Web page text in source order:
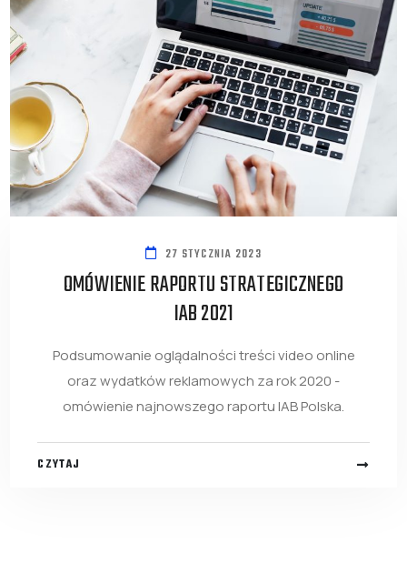
27 STYCZNIA 2023
OMÓWIENIE RAPORTU STRATEGICZNEGO
IAB 2021
Podsumowanie oglądalności treści video online
oraz wydatków reklamowych za rok 2020 -
omówienie najnowszego raportu IAB Polska.
CZYTAJ